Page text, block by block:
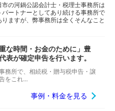
の河鍋公認会計士・税理士事務所は
ートナーとしてあり続ける事務所で
ますが、弊事務所は全くそんなこと
な時間・お金のために」豊
表が確定申告を行います。
務所で、相続税・贈与税申告・譲
をこれ...
事例・料金を見る